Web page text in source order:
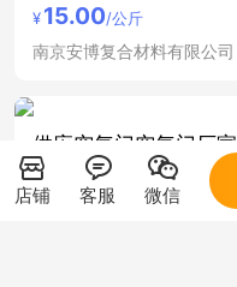
¥15.00/公斤
南京安博复合材料有限公司
供应空气门空气门厂家
直销供应空气门空气门
1310.00
店铺 客服 微信